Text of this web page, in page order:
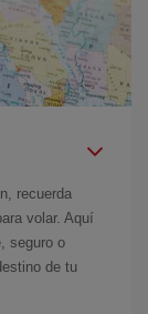
recuerda
volar. Aquí
seguro o
de tu